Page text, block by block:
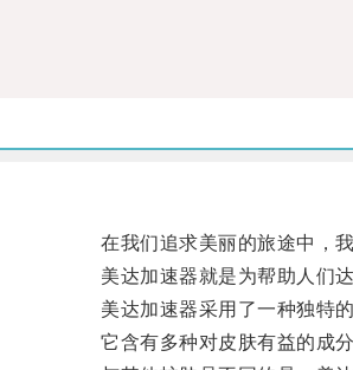
在我们追求美丽的旅途中，我
美达加速器就是为帮助人们达
美达加速器采用了一种独特的
它含有多种对皮肤有益的成分